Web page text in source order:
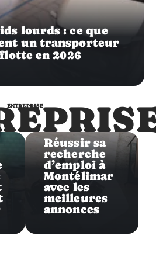
lourds : ce que
un transporteur
en 2026
ENTREPRISE
Entreprise
Réussir sa
recherche
d’emploi à
Montélimar
avec les
meilleures
annonces